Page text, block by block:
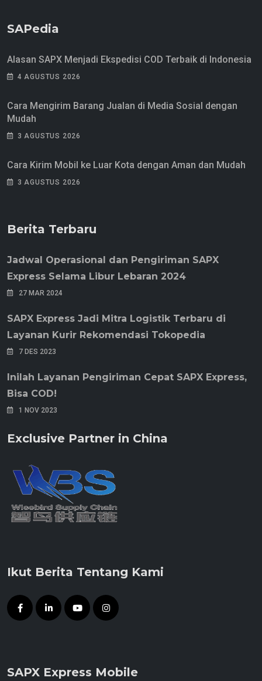
SAPedia
Alasan SAPX Menjadi Ekspedisi COD Terbaik di Indonesia
4 AGUSTUS 2026
Cara Mengirim Barang Jualan di Media Sosial dengan
Mudah
3 AGUSTUS 2026
Cara Kirim Mobil ke Luar Kota dengan Aman dan Mudah
3 AGUSTUS 2026
Berita Terbaru
Jadwal Operasional dan Pengiriman SAPX
Express Selama Libur Lebaran 2024
27 MAR 2024
SAPX Express Jadi Mitra Logistik Terbaru di
Layanan Kurir Rekomendasi Tokopedia
7 DES 2023
Inilah Layanan Pengiriman Cepat SAPX Express,
Bisa COD!
1 NOV 2023
Exclusive Partner in China
Ikut Berita Tentang Kami
SAPX Express Mobile